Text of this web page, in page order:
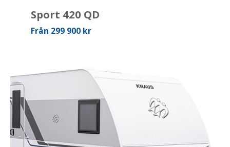
Sport 420 QD
Från 299 900 kr